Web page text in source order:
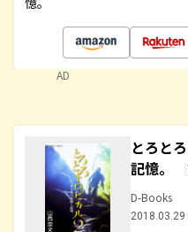
AD
とろと
記憶。
D-Books
2018.03.29